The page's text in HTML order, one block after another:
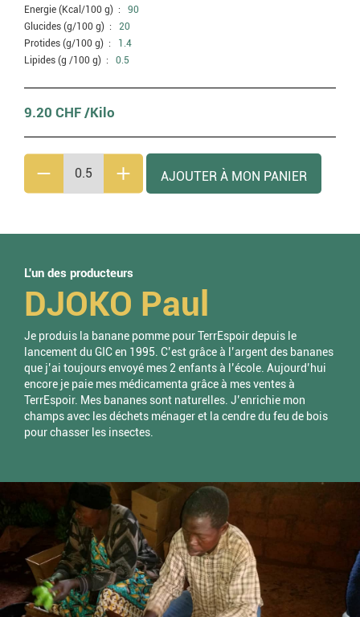
Energie (Kcal/100 g) : 90
Glucides (g/100 g) : 20
Protides (g/100 g) : 1.4
Lipides (g /100 g) : 0.5
9.20 CHF /Kilo
L'un des producteurs
DJOKO Paul
Je produis la banane pomme pour TerrEspoir depuis le
lancement du GIC en 1995. C’est grâce à l’argent des bananes
que j’ai toujours envoyé mes 2 enfants à l’école. Aujourd’hui
encore je paie mes médicamenta grâce à mes ventes à
TerrEspoir. Mes bananes sont naturelles. J’enrichie mon
champs avec les déchets ménager et la cendre du feu de bois
pour chasser les insectes.